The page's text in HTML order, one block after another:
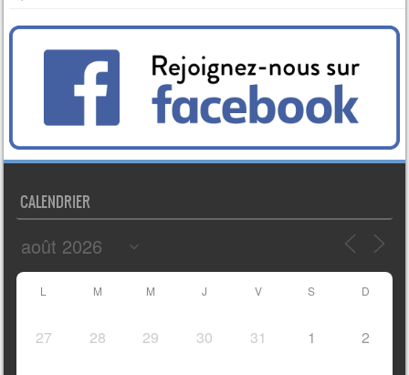
CALENDRIER
L M M J V S D
27 28 29 30 31 1 2